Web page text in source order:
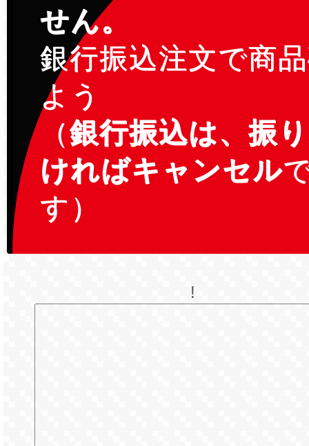
せん。
銀行振込注文で商
よう
（銀行振込は、振
ければキャンセル
す）
!